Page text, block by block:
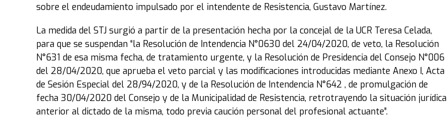
sobre el endeudamiento impulsado por el intendente de Resistencia, Gustavo Martínez.
La medida del STJ surgió a partir de la presentación hecha por la concejal de la UCR Teresa Celada,
para que se suspendan “la Resolución de Intendencia N°0630 del 24/04/2020, de veto, la Resolución
N°631 de esa misma fecha, de tratamiento urgente, y la Resolución de Presidencia del Consejo N°006
del 28/04/2020, que aprueba el veto parcial y las modificaciones introducidas mediante Anexo I, Acta
de Sesión Especial del 28/94/2020, y de la Resolución de Intendencia N°642 , de promulgación de
fecha 30/04/2020 del Consejo y de la Municipalidad de Resistencia, retrotrayendo la situación jurídica
anterior al dictado de la misma, todo previa caución personal del profesional actuante”.